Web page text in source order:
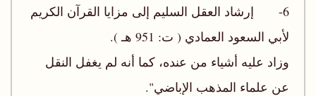
6- إرشاد العقل السليم إلى مزايا القرآن الكريم
لأبي السعود العمادي ( ت: 951 هـ ).
وزاد عليه أشياء من عنده، كما أنه لم يغفل النقل
عن علماء المذهب الإباضي".